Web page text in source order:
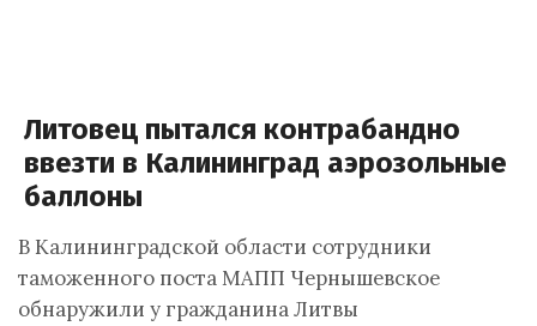
Литовец пытался контрабандно
ввезти в Калининград аэрозольные
баллоны
В Калининградской области сотрудники
таможенного поста МАПП Чернышевское
обнаружили у гражданина Литвы